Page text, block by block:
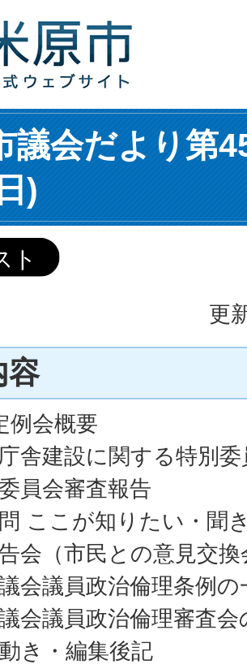
議会だより第
)
更
容
例会概要
舎建設に関する特別
員会審査報告
ここが知りたい・聞
会（市民との意見交
会議員政治倫理条例の
会議員政治倫理審査
き・編集後記